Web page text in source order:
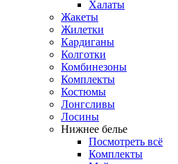
Халаты
Жакеты
Жилетки
Кардиганы
Колготки
Комбинезоны
Комплекты
Костюмы
Лонгсливы
Лосины
Нижнее белье
Посмотреть всё
Комплекты